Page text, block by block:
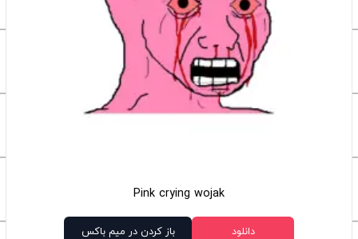
Pink crying wojak
دانلود باز کردن در میم باکس